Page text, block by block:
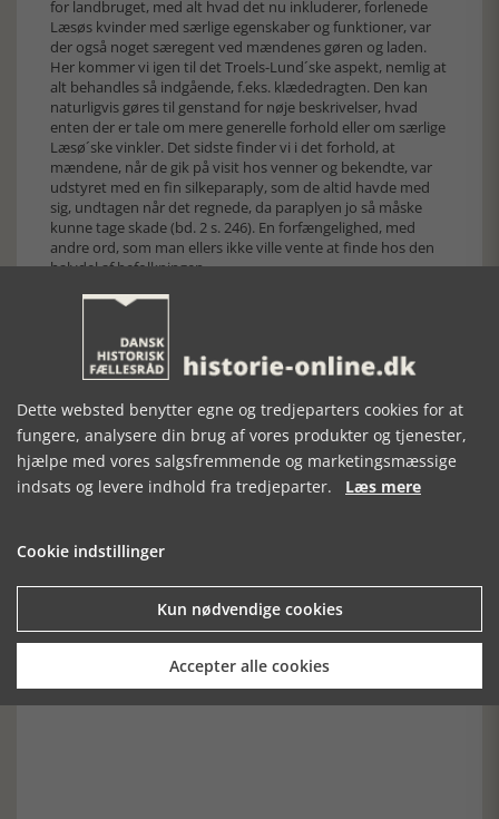
for landbruget, med alt hvad det nu inkluderer, forlenede
Læsøs kvinder med særlige egenskaber og funktioner, var
der også noget særegent ved mændenes gøren og laden.
Her kommer vi igen til det Troels-Lund´ske aspekt, nemlig at
alt behandles så indgående, f.eks. klædedragten. Den kan
naturligvis gøres til genstand for nøje beskrivelser, hvad
enten der er tale om mere generelle forhold eller om særlige
Læsø´ske vinkler. Det sidste finder vi i det forhold, at
mændene, når de gik på visit hos venner og bekendte, var
udstyret med en fin silkeparaply, som de altid havde med
sig, undtagen når det regnede, da paraplyen jo så måske
kunne tage skade (bd. 2 s. 246). En forfængelighed, med
andre ord, som man ellers ikke ville vente at finde hos den
halvdel af befolkningen.
Læsø Land behandler således stort set ethvert materielt
grad tale om en afdækning af den materielle folkekultur,
øens kulturhistoriske udvikling, der ikke bør betragtes som
et statisk billede, men som noget, der til stadighed
forandring (bd. 2 s. 277).
Læsø Land er et enestående værk på flere måder. For det
første fordi, der her fremlægges en stort anlagt beskrivelse
af øens kulturhistorie, som kun har kunnet skabes gennem
kunnet skrives om Læsø, fordi netop øens status som ø
Noget lignende kan gøres for andre øers vedkommende,
men den særlige arbejdsdeling med hvad deraf følger, og
som er konstituerende for fremstillingen, fandtes kun på
Læsø.
Historie-online.dk, den 13. marts 2018
Dette websted benytter egne og tredjeparters cookies for at
fungere, analysere din brug af vores produkter og tjenester,
hjælpe med vores salgsfremmende og marketingsmæssige
indsats og levere indhold fra tredjeparter. Læs mere
Cookie indstillinger
Kun nødvendige cookies
Accepter alle cookies